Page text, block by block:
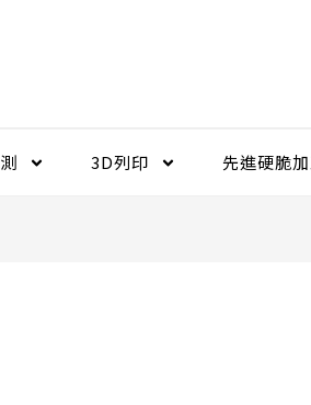
3D列印 先進硬脆